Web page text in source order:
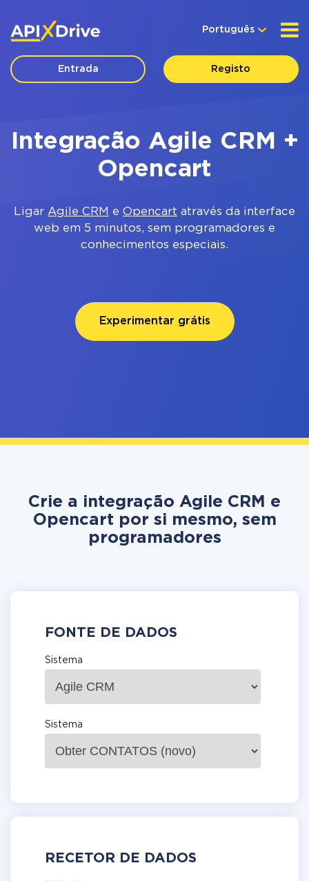
Português
Entrada Registo
Integração Agile CRM +
Opencart
Ligar Agile CRM e Opencart através da interface
web em 5 minutos, sem programadores e
conhecimentos especiais.
Experimentar grátis
Crie a integração Agile CRM e
Opencart por si mesmo, sem
programadores
FONTE DE DADOS
Sistema
Sistema
RECETOR DE DADOS